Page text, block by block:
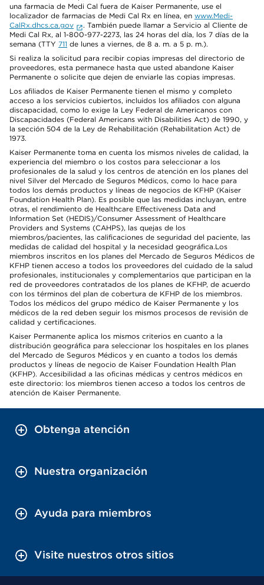
una farmacia de Medi Cal fuera de Kaiser Permanente, use el
localizador de farmacias de Medi Cal Rx en línea, en www.Medi-
CalRx.dhcs.ca.gov
. También puede llamar a Servicio al Cliente de
Medi Cal Rx, al 1-800-977-2273, las 24 horas del día, los 7 días de la
semana (TTY 711 de lunes a viernes, de 8 a. m. a 5 p. m.).
Si realiza la solicitud para recibir copias impresas del directorio de
proveedores, esta permanece hasta que usted abandone Kaiser
Permanente o solicite que dejen de enviarle las copias impresas.
Los afiliados de Kaiser Permanente tienen el mismo y completo
acceso a los servicios cubiertos, incluidos los afiliados con alguna
discapacidad, como lo exige la Ley Federal de Americanos con
Discapacidades (Federal Americans with Disabilities Act) de 1990, y
la sección 504 de la Ley de Rehabilitación (Rehabilitation Act) de
1973.
Kaiser Permanente toma en cuenta los mismos niveles de calidad, la
experiencia del miembro o los costos para seleccionar a los
profesionales de la salud y los centros de atención en los planes del
nivel Silver del Mercado de Seguros Médicos, como lo hace para
todos los demás productos y líneas de negocios de KFHP (Kaiser
Foundation Health Plan). Es posible que las medidas incluyan, entre
otras, el rendimiento de Healthcare Effectiveness Data and
Information Set (HEDIS)/Consumer Assessment of Healthcare
Providers and Systems (CAHPS), las quejas de los
miembros/pacientes, las calificaciones de seguridad del paciente, las
medidas de calidad del hospital y la necesidad geográfica.Los
miembros inscritos en los planes del Mercado de Seguros Médicos de
KFHP tienen acceso a todos los proveedores del cuidado de la salud
profesionales, institucionales y complementarios que participan en la
red de proveedores contratados de los planes de KFHP, de acuerdo
con los términos del plan de cobertura de KFHP de los miembros.
Todos los médicos del grupo médico de Kaiser Permanente y los
médicos de la red deben seguir los mismos procesos de revisión de
calidad y certificaciones.
Kaiser Permanente aplica los mismos criterios en cuanto a la
distribución geográfica para seleccionar los hospitales en los planes
del Mercado de Seguros Médicos y en cuanto a todos los demás
productos y líneas de negocio de Kaiser Foundation Health Plan
(KFHP). Accesibilidad a las oficinas médicas y centros médicos en
este directorio: los miembros tienen acceso a todos los centros de
atención de Kaiser Permanente.
Obtenga atención
Nuestra organización
Ayuda para miembros
Visite nuestros otros sitios